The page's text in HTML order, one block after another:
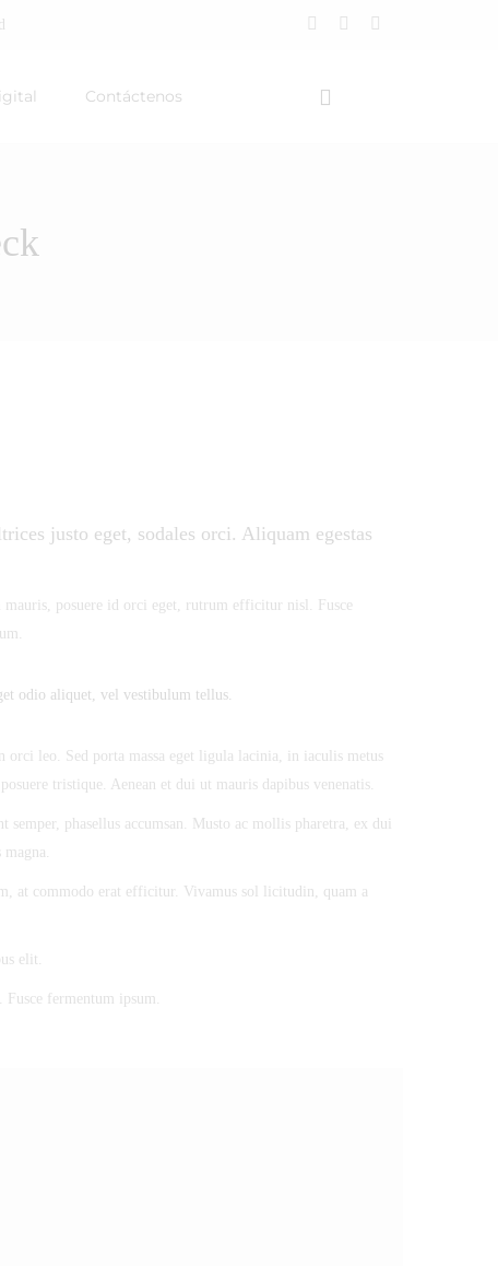
Contáctenos
justo eget, sodales orci. Aliquam egestas
posuere id orci eget, rutrum efficitur nisl. Fusce
odio aliquet, vel vestibulum tellus.
leo. Sed porta massa eget ligula lacinia, in iaculis metus
tristique. Aenean et dui ut mauris dapibus venenatis.
phasellus accumsan. Musto ac mollis pharetra, ex dui
at commodo erat efficitur. Vivamus sol licitudin, quam a
elit.
fermentum ipsum.